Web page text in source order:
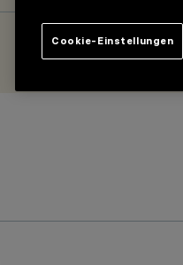
Cookie-Einstellungen